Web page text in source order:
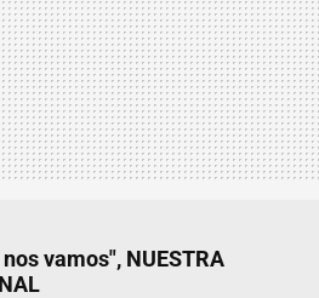
vamos", NUESTRA